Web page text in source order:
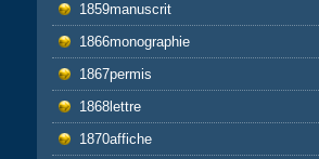
1859manuscrit
1866monographie
1867permis
1868lettre
1870affiche